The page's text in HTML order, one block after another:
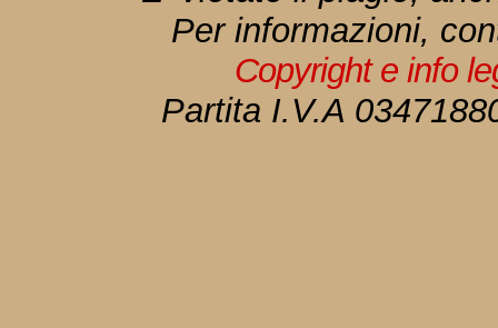
Per informazioni,
Copyright e info
Partita I.V.A